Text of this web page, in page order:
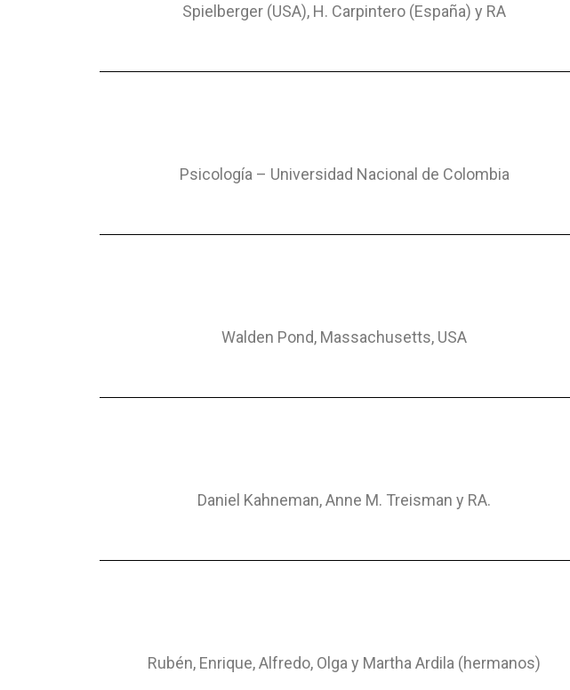
Spielberger (USA), H. Carpintero (España) y RA
Psicología – Universidad Nacional de Colombia
Walden Pond, Massachusetts, USA
Daniel Kahneman, Anne M. Treisman y RA.
Rubén, Enrique, Alfredo, Olga y Martha Ardila (hermanos)